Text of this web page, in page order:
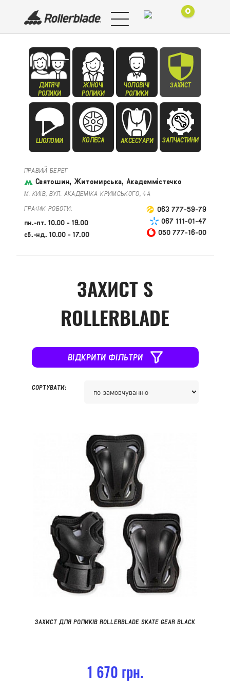
0
ДИТЯЧІ
РОЛИКИ
ЖІНОЧІ
РОЛИКИ
ЧОЛОВІЧІ
РОЛИКИ
ЗАХИСТ
ШОЛОМИ КОЛЕСА АКСЕСУАРИ ЗАПЧАСТИНИ
ПРАВИЙ БЕРЕГ
Святошин, Житомирська, Академмістечко
М. КИЇВ, ВУЛ. АКАДЕМІКА КРИМСЬКОГО, 4А
ГРАФІК РОБОТИ:
пн.-пт. 10.00 - 19.00
сб.-нд. 10.00 - 17.00
063 777-59-79
067 111-01-47
050 777-16-00
ЗАХИСТ S
ROLLERBLADE
ВІДКРИТИ ФІЛЬТРИ
СОРТУВАТИ:
ЗАХИСТ ДЛЯ РОЛИКІВ ROLLERBLADE SKATE GEAR BLACK
1 670 грн.